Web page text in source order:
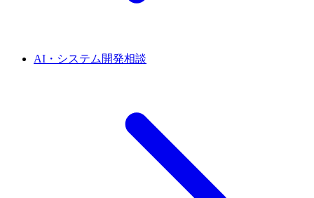
AI・システム開発相談